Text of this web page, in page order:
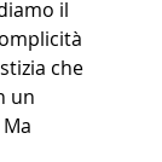
il
che
un